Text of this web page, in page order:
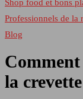
Shop food et bons
Professionnels de la
Blog
la